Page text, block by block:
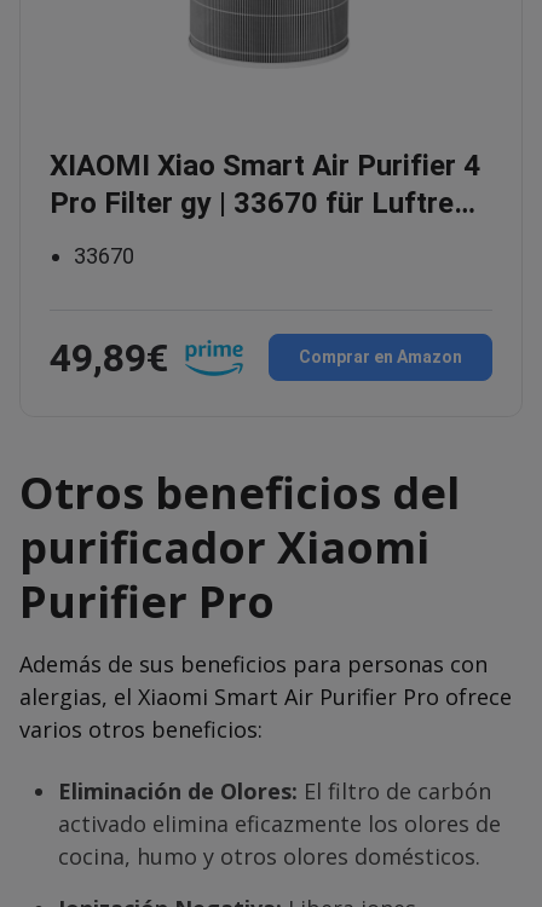
XIAOMI Xiao Smart Air Purifier 4
Pro Filter gy | 33670 für Luftre…
33670
49,89€ Comprar en Amazon
Otros beneficios del
purificador Xiaomi
Purifier Pro
Además de sus beneficios para personas con
alergias, el Xiaomi Smart Air Purifier Pro ofrece
varios otros beneficios:
Eliminación de Olores: El filtro de carbón
activado elimina eficazmente los olores de
cocina, humo y otros olores domésticos.